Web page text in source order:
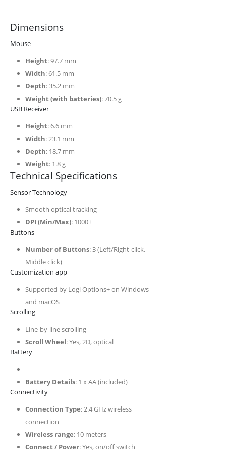
Dimensions
Mouse
Height: 97.7 mm
Width: 61.5 mm
Depth: 35.2 mm
Weight (with batteries): 70.5 g
USB Receiver
Height: 6.6 mm
Width: 23.1 mm
Depth: 18.7 mm
Weight: 1.8 g
Technical Specifications
Sensor Technology
Smooth optical tracking
DPI (Min/Max): 1000±
Buttons
Number of Buttons: 3 (Left/Right-click,
Middle click)
Customization app
Supported by Logi Options+ on Windows
and macOS
Scrolling
Line-by-line scrolling
Scroll Wheel: Yes, 2D, optical
Battery
Battery Details: 1 x AA (included)
Connectivity
Connection Type: 2.4 GHz wireless
connection
Wireless range: 10 meters
Connect / Power: Yes, on/off switch